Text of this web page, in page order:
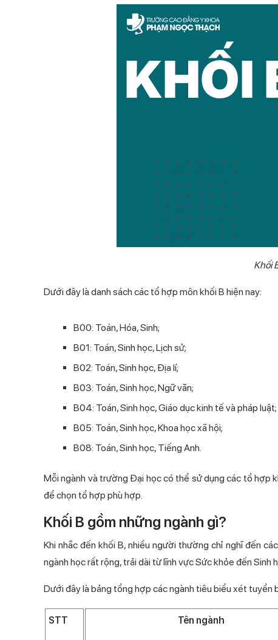
Khối
Dưới đây là danh sách các tổ hợp môn khối B hiện nay:
B00: Toán, Hóa, Sinh;
B01: Toán, Sinh học, Lịch sử;
B02: Toán, Sinh học, Địa lí;
B03: Toán, Sinh học, Ngữ văn;
B04: Toán, Sinh học, Giáo dục kinh tế và pháp luật;
B05: Toán, Sinh học, Khoa học xã hội;
B08: Toán, Sinh học, Tiếng Anh.
Mỗi ngành và trường Đại học có thể sử dụng các tổ hợp
để chọn tổ hợp phù hợp.
Khối B gồm những ngành gì?
Khi nhắc đến khối B, nhiều người thường chỉ nghĩ đến
ngành học rất rộng, trải dài từ lĩnh vực Sức khỏe đến
Dưới đây là bảng tổng hợp các ngành tiêu biểu xét tuyển
STT Tên ngành